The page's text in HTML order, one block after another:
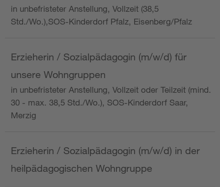
in unbefristeter Anstellung, Vollzeit (38,5
Std./Wo.),SOS-Kinderdorf Pfalz, Eisenberg/Pfalz
Erzieherin / Sozialpädagogin (m/w/d) für
unsere Wohngruppen
in unbefristeter Anstellung, Vollzeit oder Teilzeit (mind.
30 - max. 38,5 Std./Wo.), SOS-Kinderdorf Saar,
Merzig
Erzieherin / Sozialpädagogin (m/w/d) in der
heilpädagogischen Wohngruppe